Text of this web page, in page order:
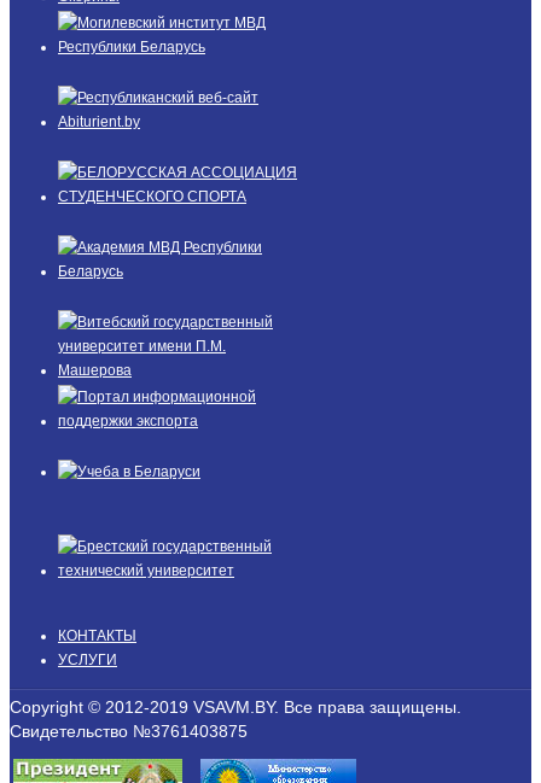
КОНТАКТЫ
УСЛУГИ
Copyright © 2012-2019 VSAVM.BY. Все права защищены.
Свидетельство №3761403875